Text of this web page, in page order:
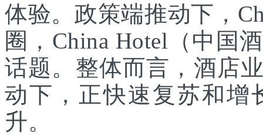
体验。政策端推动下，
圈，China Hotel（中国
话题。整体而言，酒店
动下，正快速复苏和增
升。